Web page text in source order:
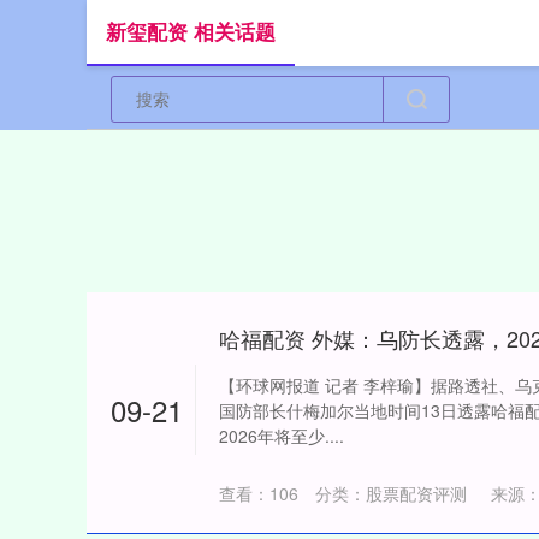
新玺配资 相关话题
09-21
【环球网报道 记者 李梓瑜】据路透社、
国防部长什梅加尔当地时间13日透露哈福
2026年将至少....
来源
查看： 106 分类： 股票配资评测